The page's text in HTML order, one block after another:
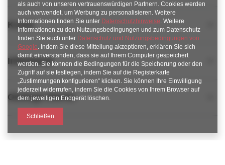
Konto
Informacje
Obsługa klienta
als auch von unseren vertrauenswürdigen Partnern. Cookies werden
auch verwendet, um Werbung zu personalisieren. Weitere
Informationen finden Sie unter Datenschutzhinweise. Weitere
Informationen zu den Nutzungsbedingungen und zum Datenschutz
finden Sie auch unter Datenschutz und Nutzungsbedingungen von
Google. Indem Sie diese Mitteilung akzeptieren, erklären Sie sich
damit einverstanden, dass sie auf Ihrem Computer gespeichert
werden. Sie können die Bedingungen für die Speicherung oder den
Zugriff auf sie festlegen, indem Sie auf die Registerkarte
„Zustimmungen konfigurieren“ klicken. Sie können Ihre Einwilligung
jederzeit widerrufen, indem Sie die Cookies von Ihrem Browser auf
dem jeweiligen Endgerät löschen.
Schließen